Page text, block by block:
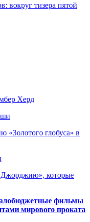
вокруг тизера пятой
Херд
«Золотого глобуса» в
которые
фильмы
мирового проката